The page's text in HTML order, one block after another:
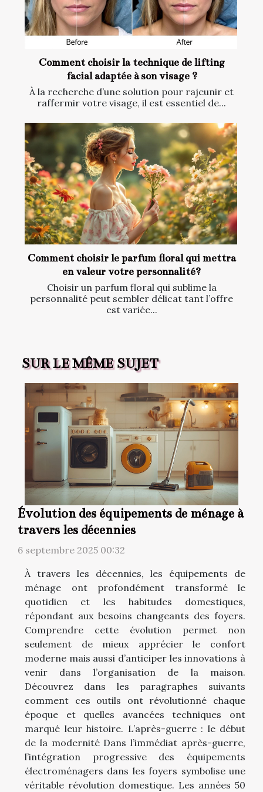
Comment choisir la technique de lifting
facial adaptée à son visage ?
À la recherche d’une solution pour rajeunir et
raffermir votre visage, il est essentiel de...
Comment choisir le parfum floral qui mettra
en valeur votre personnalité?
Choisir un parfum floral qui sublime la
personnalité peut sembler délicat tant l’offre
est variée...
SUR LE MÊME SUJET
Évolution des équipements de ménage à
travers les décennies
6 septembre 2025 00:32
À travers les décennies, les équipements de
ménage ont profondément transformé le
quotidien et les habitudes domestiques,
répondant aux besoins changeants des foyers.
Comprendre cette évolution permet non
seulement de mieux apprécier le confort
moderne mais aussi d’anticiper les innovations à
venir dans l’organisation de la maison.
Découvrez dans les paragraphes suivants
comment ces outils ont révolutionné chaque
époque et quelles avancées techniques ont
marqué leur histoire. L’après-guerre : le début
de la modernité Dans l’immédiat après-guerre,
l’intégration progressive des équipements
électroménagers dans les foyers symbolise une
véritable révolution domestique. Les années 50